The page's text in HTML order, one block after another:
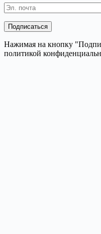
Нажимая на кнопку
политикой